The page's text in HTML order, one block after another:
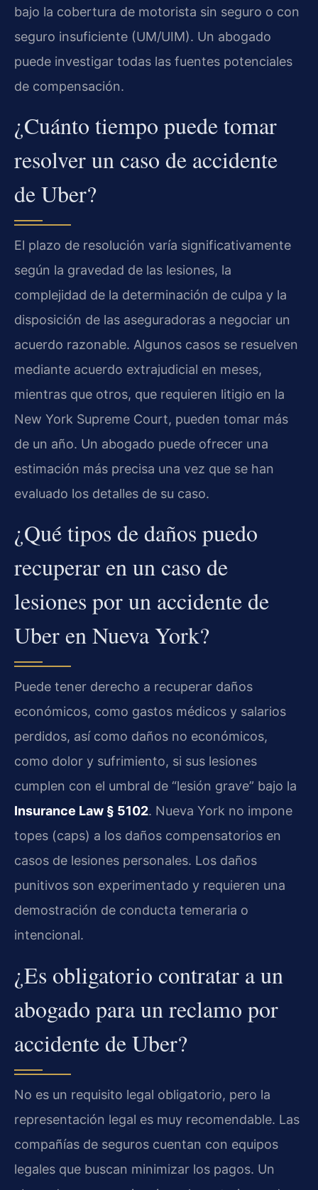
bajo la cobertura de motorista sin seguro o con
seguro insuficiente (UM/UIM). Un abogado
puede investigar todas las fuentes potenciales
de compensación.
¿Cuánto tiempo puede tomar
resolver un caso de accidente
de Uber?
El plazo de resolución varía significativamente
según la gravedad de las lesiones, la
complejidad de la determinación de culpa y la
disposición de las aseguradoras a negociar un
acuerdo razonable. Algunos casos se resuelven
mediante acuerdo extrajudicial en meses,
mientras que otros, que requieren litigio en la
New York Supreme Court, pueden tomar más
de un año. Un abogado puede ofrecer una
estimación más precisa una vez que se han
evaluado los detalles de su caso.
¿Qué tipos de daños puedo
recuperar en un caso de
lesiones por un accidente de
Uber en Nueva York?
Puede tener derecho a recuperar daños
económicos, como gastos médicos y salarios
perdidos, así como daños no económicos,
como dolor y sufrimiento, si sus lesiones
cumplen con el umbral de “lesión grave” bajo la
Insurance Law § 5102. Nueva York no impone
topes (caps) a los daños compensatorios en
casos de lesiones personales. Los daños
punitivos son experimentado y requieren una
demostración de conducta temeraria o
intencional.
¿Es obligatorio contratar a un
abogado para un reclamo por
accidente de Uber?
No es un requisito legal obligatorio, pero la
representación legal es muy recomendable. Las
compañías de seguros cuentan con equipos
legales que buscan minimizar los pagos. Un